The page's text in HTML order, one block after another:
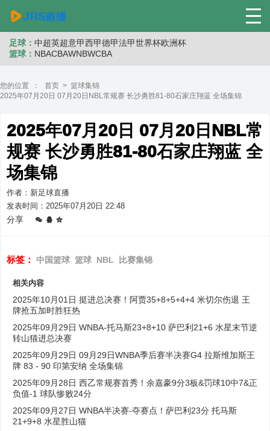
足球： 中超英超意甲西甲德甲法甲世界杯欧洲杯
篮球： NBACBAWNBWCBA
您的位置 ： 首页 > 篮球集锦
2025年07月20日 07月20日NBL常规赛 长沙勇胜81-80石家庄翔蓝 全场集锦
2025年07月20日 07月20日NBL常
规赛 长沙勇胜81-80石家庄翔蓝 全
场集锦
作者：新足球直播
发表时间：2025年07月20日 22:48
分享
标签： 中国篮球 篮球 NBL 比赛集锦
相关内容
2025年10月01日 挺进总决赛！阿贾35+8+5+4+4 米切尔伤退 王
牌抢五加时胜狂热
2025年09月29日 WNBA-托马斯23+8+10 萨巴利21+6 水星末节逆
转山猫进总决赛
2025年09月29日 09月29日WNBA季后赛半决赛G4 拉斯维加斯王
牌 83 - 90 印第安纳 全场集锦
2025年09月28日 西乙常规赛首秀！余嘉豪9分3板&罚球10中7&正
负值-1 球队惨败24分
2025年09月27日 WNBA半决赛-夺赛点！萨巴利23分 托马斯
21+9+8 水星胜山猫